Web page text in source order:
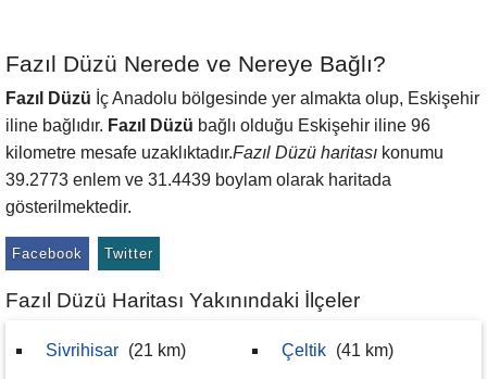
Fazıl Düzü Nerede ve Nereye Bağlı?
Fazıl Düzü İç Anadolu bölgesinde yer almakta olup, Eskişehir
iline bağlıdır. Fazıl Düzü bağlı olduğu Eskişehir iline 96
kilometre mesafe uzaklıktadır.Fazıl Düzü haritası konumu
39.2773 enlem ve 31.4439 boylam olarak haritada
gösterilmektedir.
Facebook Twitter
Fazıl Düzü Haritası Yakınındaki İlçeler
Sivrihisar (21 km) Çeltik (41 km)